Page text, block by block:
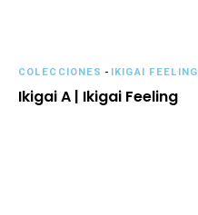
COLECCIONES - IKIGAI FEELING
Ikigai A | Ikigai Feeling